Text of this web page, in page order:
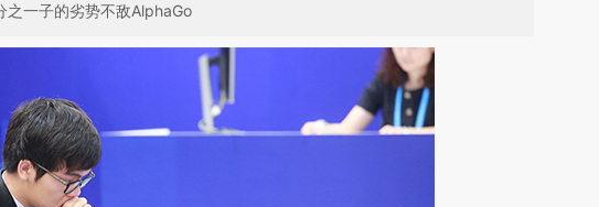
之一子的劣势不敌AlphaGo